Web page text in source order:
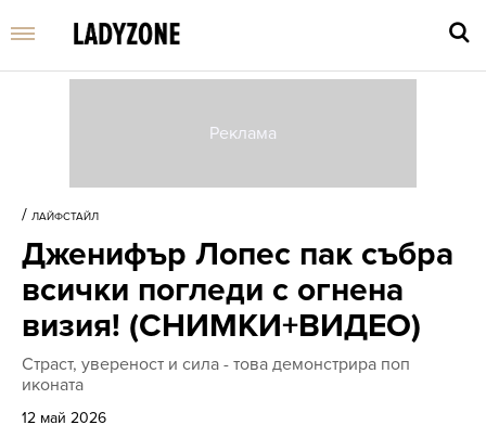
и
/ ЛАЙФСТАЙЛ
Дженифър Лопес пак събра
всички погледи с огнена
визия! (СНИМКИ+ВИДЕО)
Страст, увереност и сила - това демонстрира поп
иконата
12 май 2026